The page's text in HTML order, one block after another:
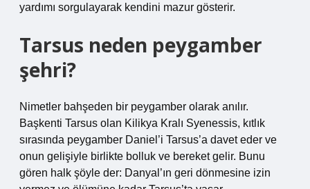
yardımı sorgulayarak kendini mazur gösterir.
Tarsus neden peygamber
şehri?
Nimetler bahşeden bir peygamber olarak anılır.
Başkenti Tarsus olan Kilikya Kralı Syenessis, kıtlık
sırasında peygamber Daniel’i Tarsus’a davet eder ve
onun gelişiyle birlikte bolluk ve bereket gelir. Bunu
gören halk şöyle der: Danyal’ın geri dönmesine izin